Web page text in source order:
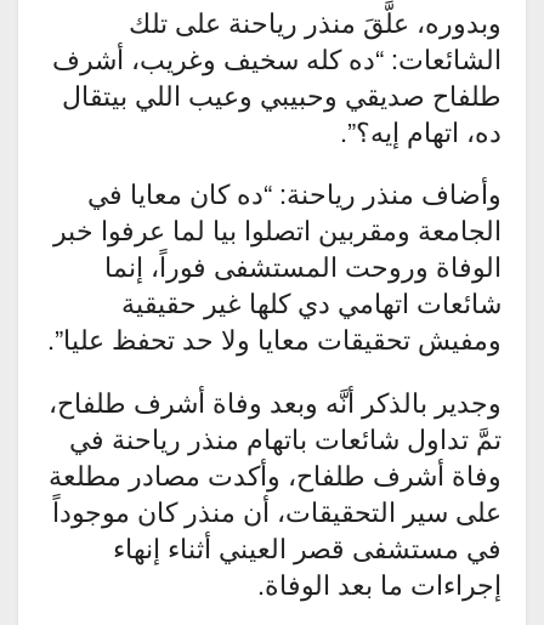
وبدوره، علَّقَ منذر رياحنة على تلك
الشائعات: “ده كله سخيف وغريب، أشرف
طلفاح صديقي وحبيبي وعيب اللي بيتقال
ده، اتهام إيه؟”.
وأضاف منذر رياحنة: “ده كان معايا في
الجامعة ومقربين اتصلوا بيا لما عرفوا خبر
الوفاة وروحت المستشفى فوراً، إنما
شائعات اتهامي دي كلها غير حقيقية
ومفيش تحقيقات معايا ولا حد تحفظ عليا”.
وجدير بالذكر أنَّه وبعد وفاة أشرف طلفاح،
تمَّ تداول شائعات باتهام منذر رياحنة في
وفاة أشرف طلفاح، وأكدت مصادر مطلعة
على سير التحقيقات، أن منذر كان موجوداً
في مستشفى قصر العيني أثناء إنهاء
إجراءات ما بعد الوفاة.